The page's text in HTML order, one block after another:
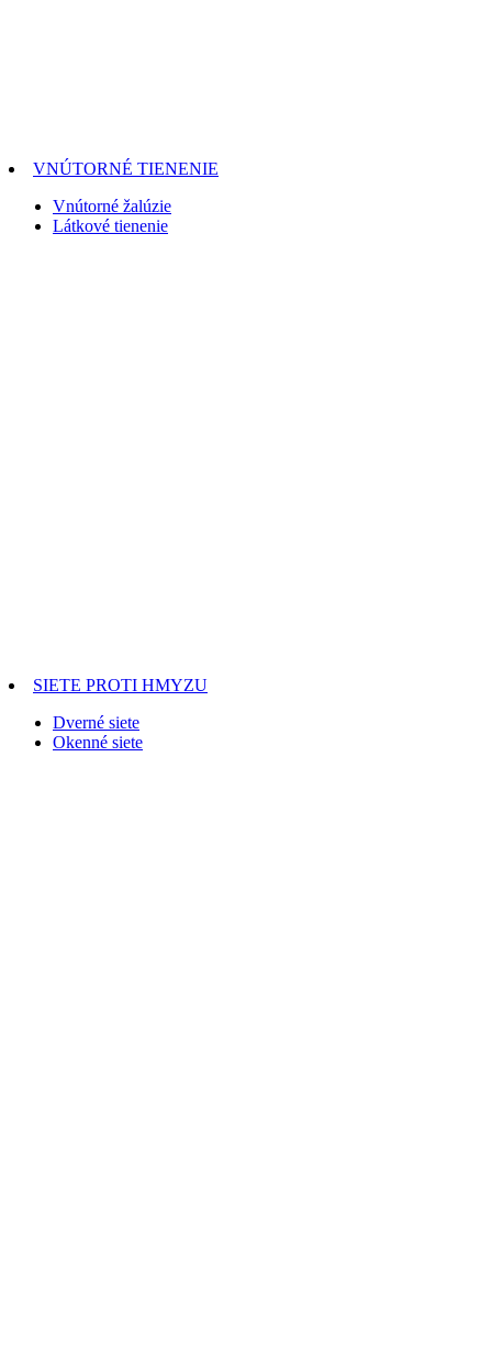
VNÚTORNÉ TIENENIE
Vnútorné žalúzie
Látkové tienenie
SIETE PROTI HMYZU
Dverné siete
Okenné siete